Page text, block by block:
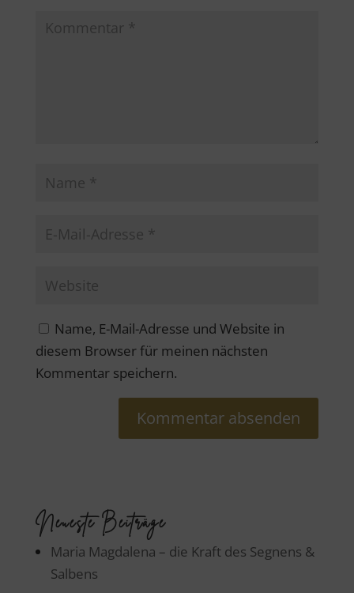
Name, E-Mail-Adresse und Website in
diesem Browser für meinen nächsten
Kommentar speichern.
Neueste Beiträge
Maria Magdalena – die Kraft des Segnens &
Salbens